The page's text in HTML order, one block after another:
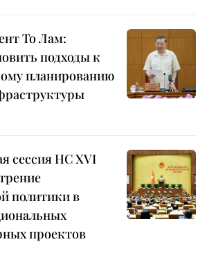
То Лам:
подходы к
планированию
сессия НС XVI
политики в
проектов